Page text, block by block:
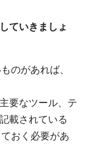
ていきましょ
のがあれば、
要なツール、テ
載されている
おく必要があ